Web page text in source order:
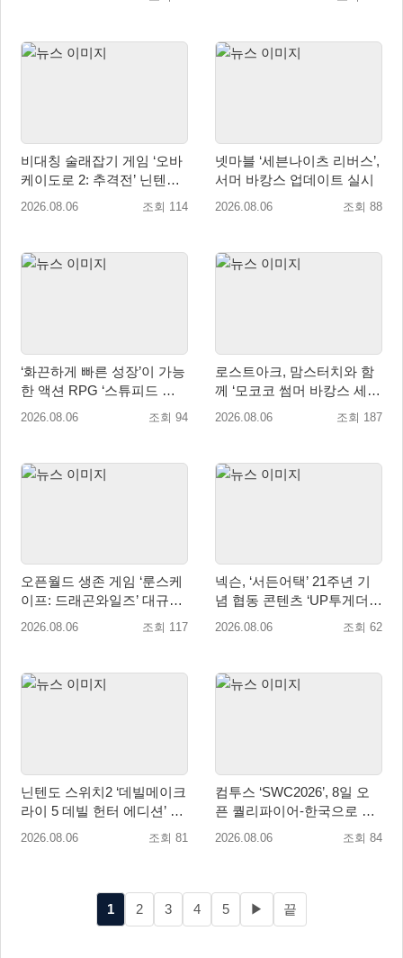
비대칭 술래잡기 게임 ‘오바
케이도로 2: 추격전’ 닌텐도
eShop 출시
2026.08.06 조회 114
넷마블 ‘세븐나이츠 리버스’,
서머 바캉스 업데이트 실시
2026.08.06 조회 88
‘화끈하게 빠른 성장’이 가능
한 액션 RPG ‘스튜피드 네
버 다이즈’ 패키지판 예약판
2026.08.06 조회 94
로스트아크, 맘스터치와 함
께 ‘모코코 썸머 바캉스 세
트’ 출시
2026.08.06 조회 187
오픈월드 생존 게임 ‘룬스케
이프: 드래곤와일즈’ 대규모
유저 편의성 개선 및 사이드
2026.08.06 조회 117
넥슨, ‘서든어택’ 21주년 기
념 협동 콘텐츠 ‘UP투게더’
업데이트
2026.08.06 조회 62
닌텐도 스위치2 ‘데빌메이크
라이 5 데빌 헌터 에디션’ 패
키지 제품 8월 7일 예약판매
2026.08.06 조회 81
컴투스 ‘SWC2026’, 8일 오
픈 퀄리파이어-한국으로 시
즌 개막!
2026.08.06 조회 84
1 2 3 4 5 ▶ 끝